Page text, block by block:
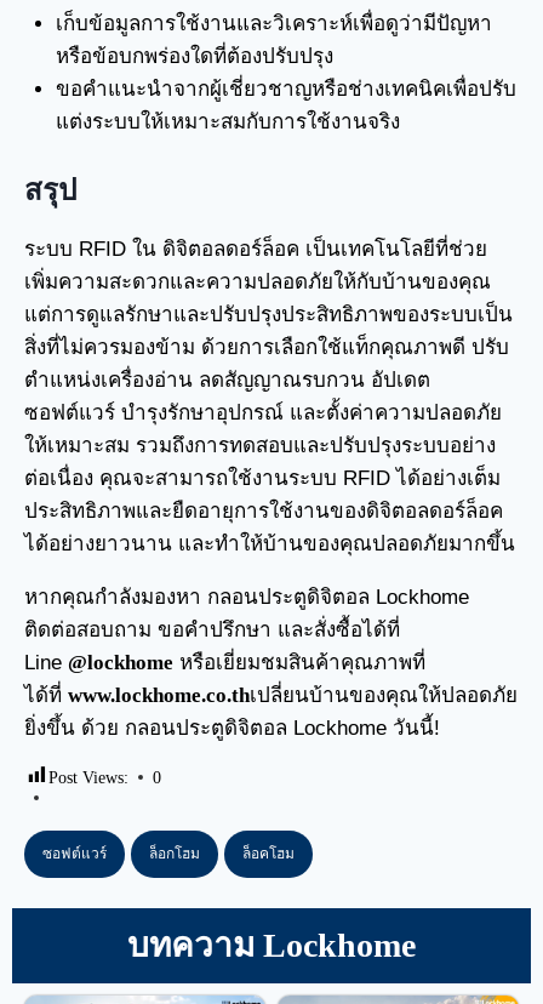
เก็บข้อมูลการใช้งานและวิเคราะห์เพื่อดูว่ามีปัญหา
หรือข้อบกพร่องใดที่ต้องปรับปรุง
ขอคำแนะนำจากผู้เชี่ยวชาญหรือช่างเทคนิคเพื่อปรับ
แต่งระบบให้เหมาะสมกับการใช้งานจริง
สรุป
ระบบ RFID ใน ดิจิตอลดอร์ล็อค เป็นเทคโนโลยีที่ช่วย
เพิ่มความสะดวกและความปลอดภัยให้กับบ้านของคุณ
แต่การดูแลรักษาและปรับปรุงประสิทธิภาพของระบบเป็น
สิ่งที่ไม่ควรมองข้าม ด้วยการเลือกใช้แท็กคุณภาพดี ปรับ
ตำแหน่งเครื่องอ่าน ลดสัญญาณรบกวน อัปเดต
ซอฟต์แวร์ บำรุงรักษาอุปกรณ์ และตั้งค่าความปลอดภัย
ให้เหมาะสม รวมถึงการทดสอบและปรับปรุงระบบอย่าง
ต่อเนื่อง คุณจะสามารถใช้งานระบบ RFID ได้อย่างเต็ม
ประสิทธิภาพและยืดอายุการใช้งานของดิจิตอลดอร์ล็อค
ได้อย่างยาวนาน และทำให้บ้านของคุณปลอดภัยมากขึ้น
หากคุณกำลังมองหา กลอนประตูดิจิตอล Lockhome
ติดต่อสอบถาม ขอคำปรึกษา และสั่งซื้อได้ที่
Line @lockhome หรือเยี่ยมชมสินค้าคุณภาพที่
ได้ที่ www.lockhome.co.thเปลี่ยนบ้านของคุณให้ปลอดภัย
ยิ่งขึ้น ด้วย กลอนประตูดิจิตอล Lockhome วันนี้!
Post Views: 0
ซอฟต์แวร์ ล็อกโฮม ล็อคโฮม
บทความ Lockhome